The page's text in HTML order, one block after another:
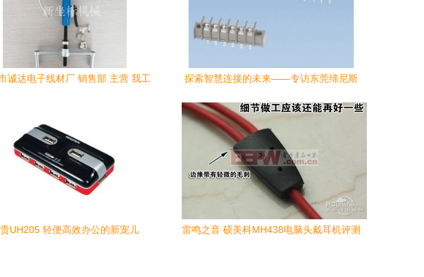
诚达电子线材厂 销售部 主营 我工
探索智慧连接的未来——专访东莞缔尼斯
UH205 轻便高效办公的新宠儿 雷鸣之音 硕美科MH438电脑头戴耳机评测